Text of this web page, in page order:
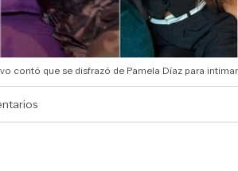
contó que se disfrazó de Pamela Díaz para intimar